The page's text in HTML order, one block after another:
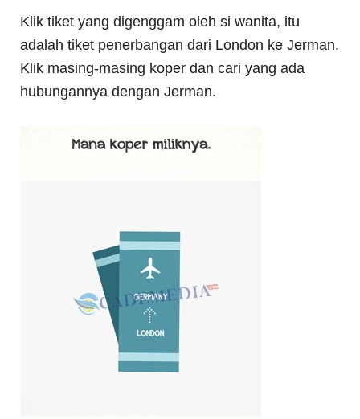
Klik tiket yang digenggam oleh si wanita, itu
adalah tiket penerbangan dari London ke Jerman.
Klik masing-masing koper dan cari yang ada
hubungannya dengan Jerman.